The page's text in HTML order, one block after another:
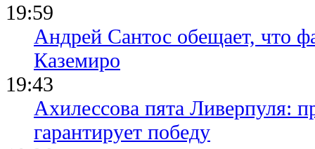
19:59
Андрей Сантос обещает, что
Каземиро
19:43
Ахилессова пята Ливерпуля:
гарантирует победу